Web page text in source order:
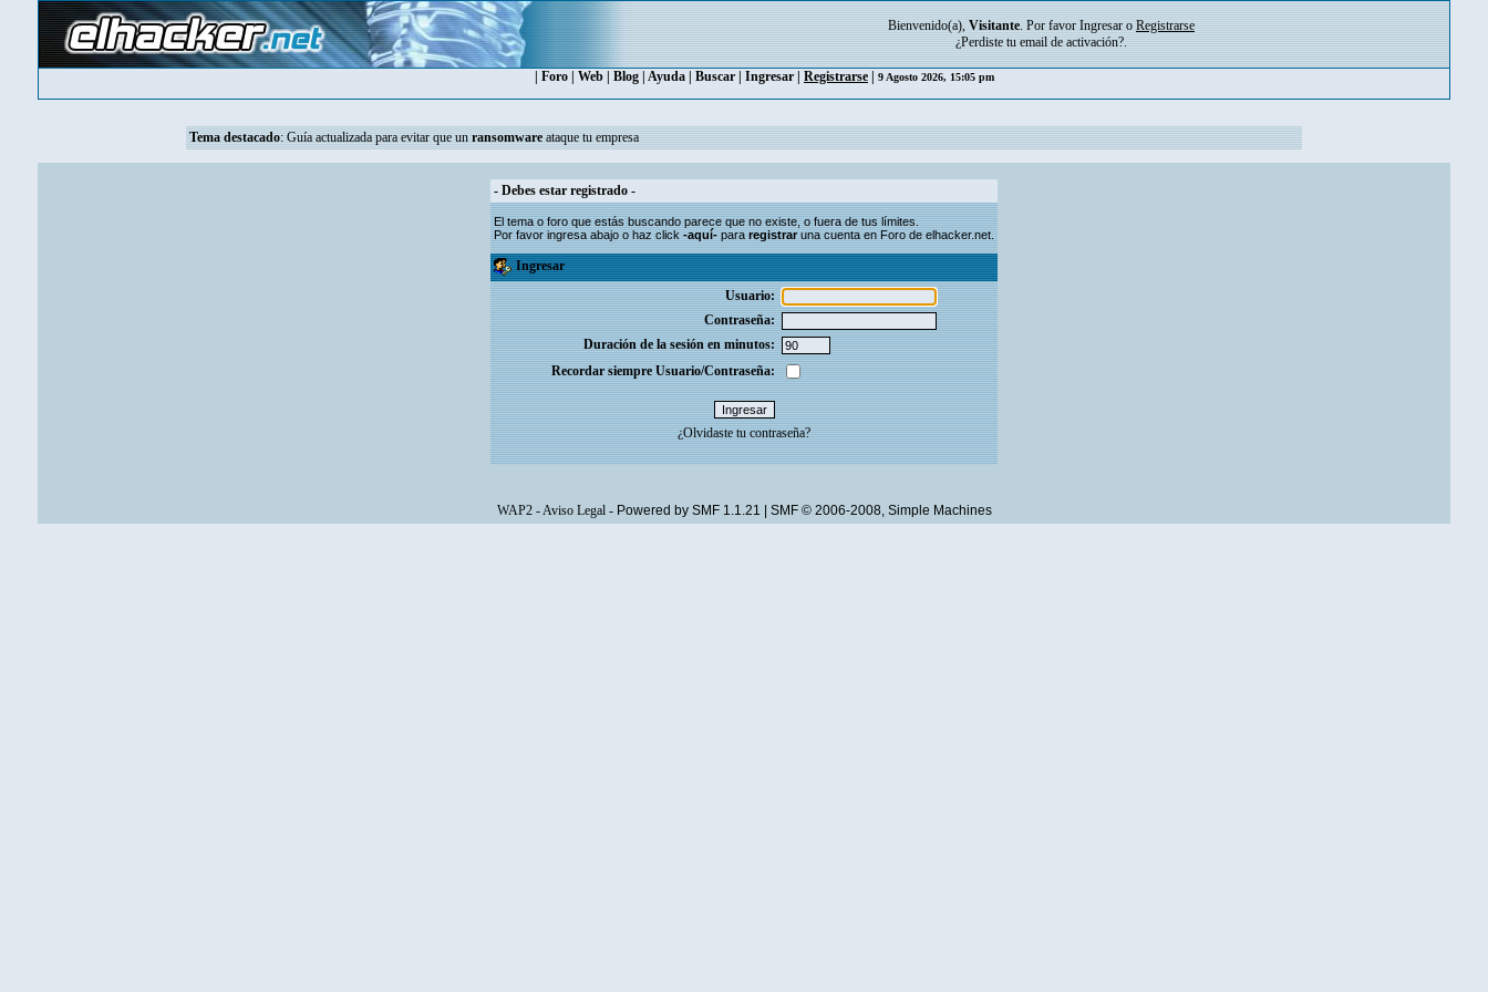
Bienvenido(a), Visitante. Por favor Ingresar o Registrarse
¿Perdiste tu email de activación?.
Foro Web Blog Ayuda Buscar Ingresar Registrarse 9 Agosto 2026, 15:05 pm
Tema destacado: Guía actualizada para evitar que un ransomware ataque tu empresa
- Debes estar registrado -
El tema o foro que estás buscando parece que no existe, o fuera de tus límites.
Por favor ingresa abajo o haz click-aquí-pararegistraruna cuenta en Foro de elhacker.net.
Ingresar
Usuario:
Contraseña:
Duración de la sesión en minutos:
Recordar siempre Usuario/Contraseña:
¿Olvidaste tu contraseña?
WAP2-Aviso Legal- Powered by SMF 1.1.21 SMF © 2006-2008, Simple Machines